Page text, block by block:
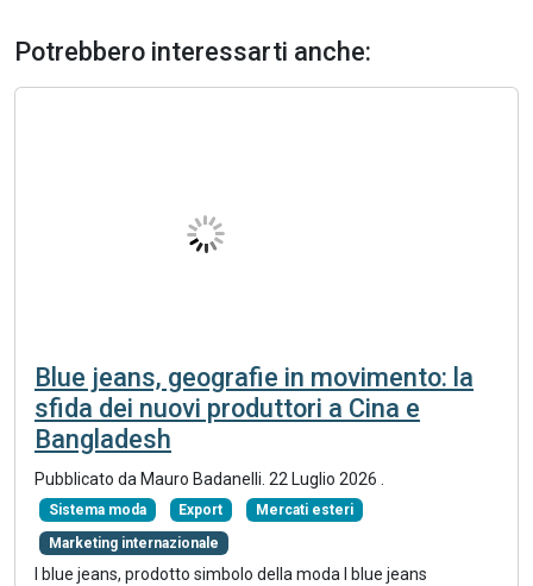
Potrebbero interessarti anche:
Blue jeans, geografie in movimento: la
sfida dei nuovi produttori a Cina e
Bangladesh
Pubblicato da Mauro Badanelli 22 Luglio 2026
Sistema moda Export Mercati esteri
Marketing internazionale
I blue jeans, prodotto simbolo della moda I blue jeans